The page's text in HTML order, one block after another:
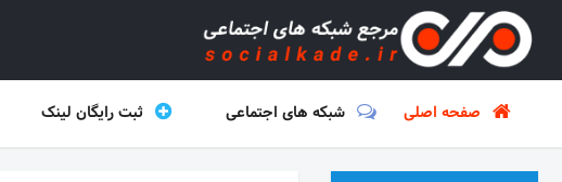
صفحه اصلی شبکه های اجتماعی ثبت رایگان لینک